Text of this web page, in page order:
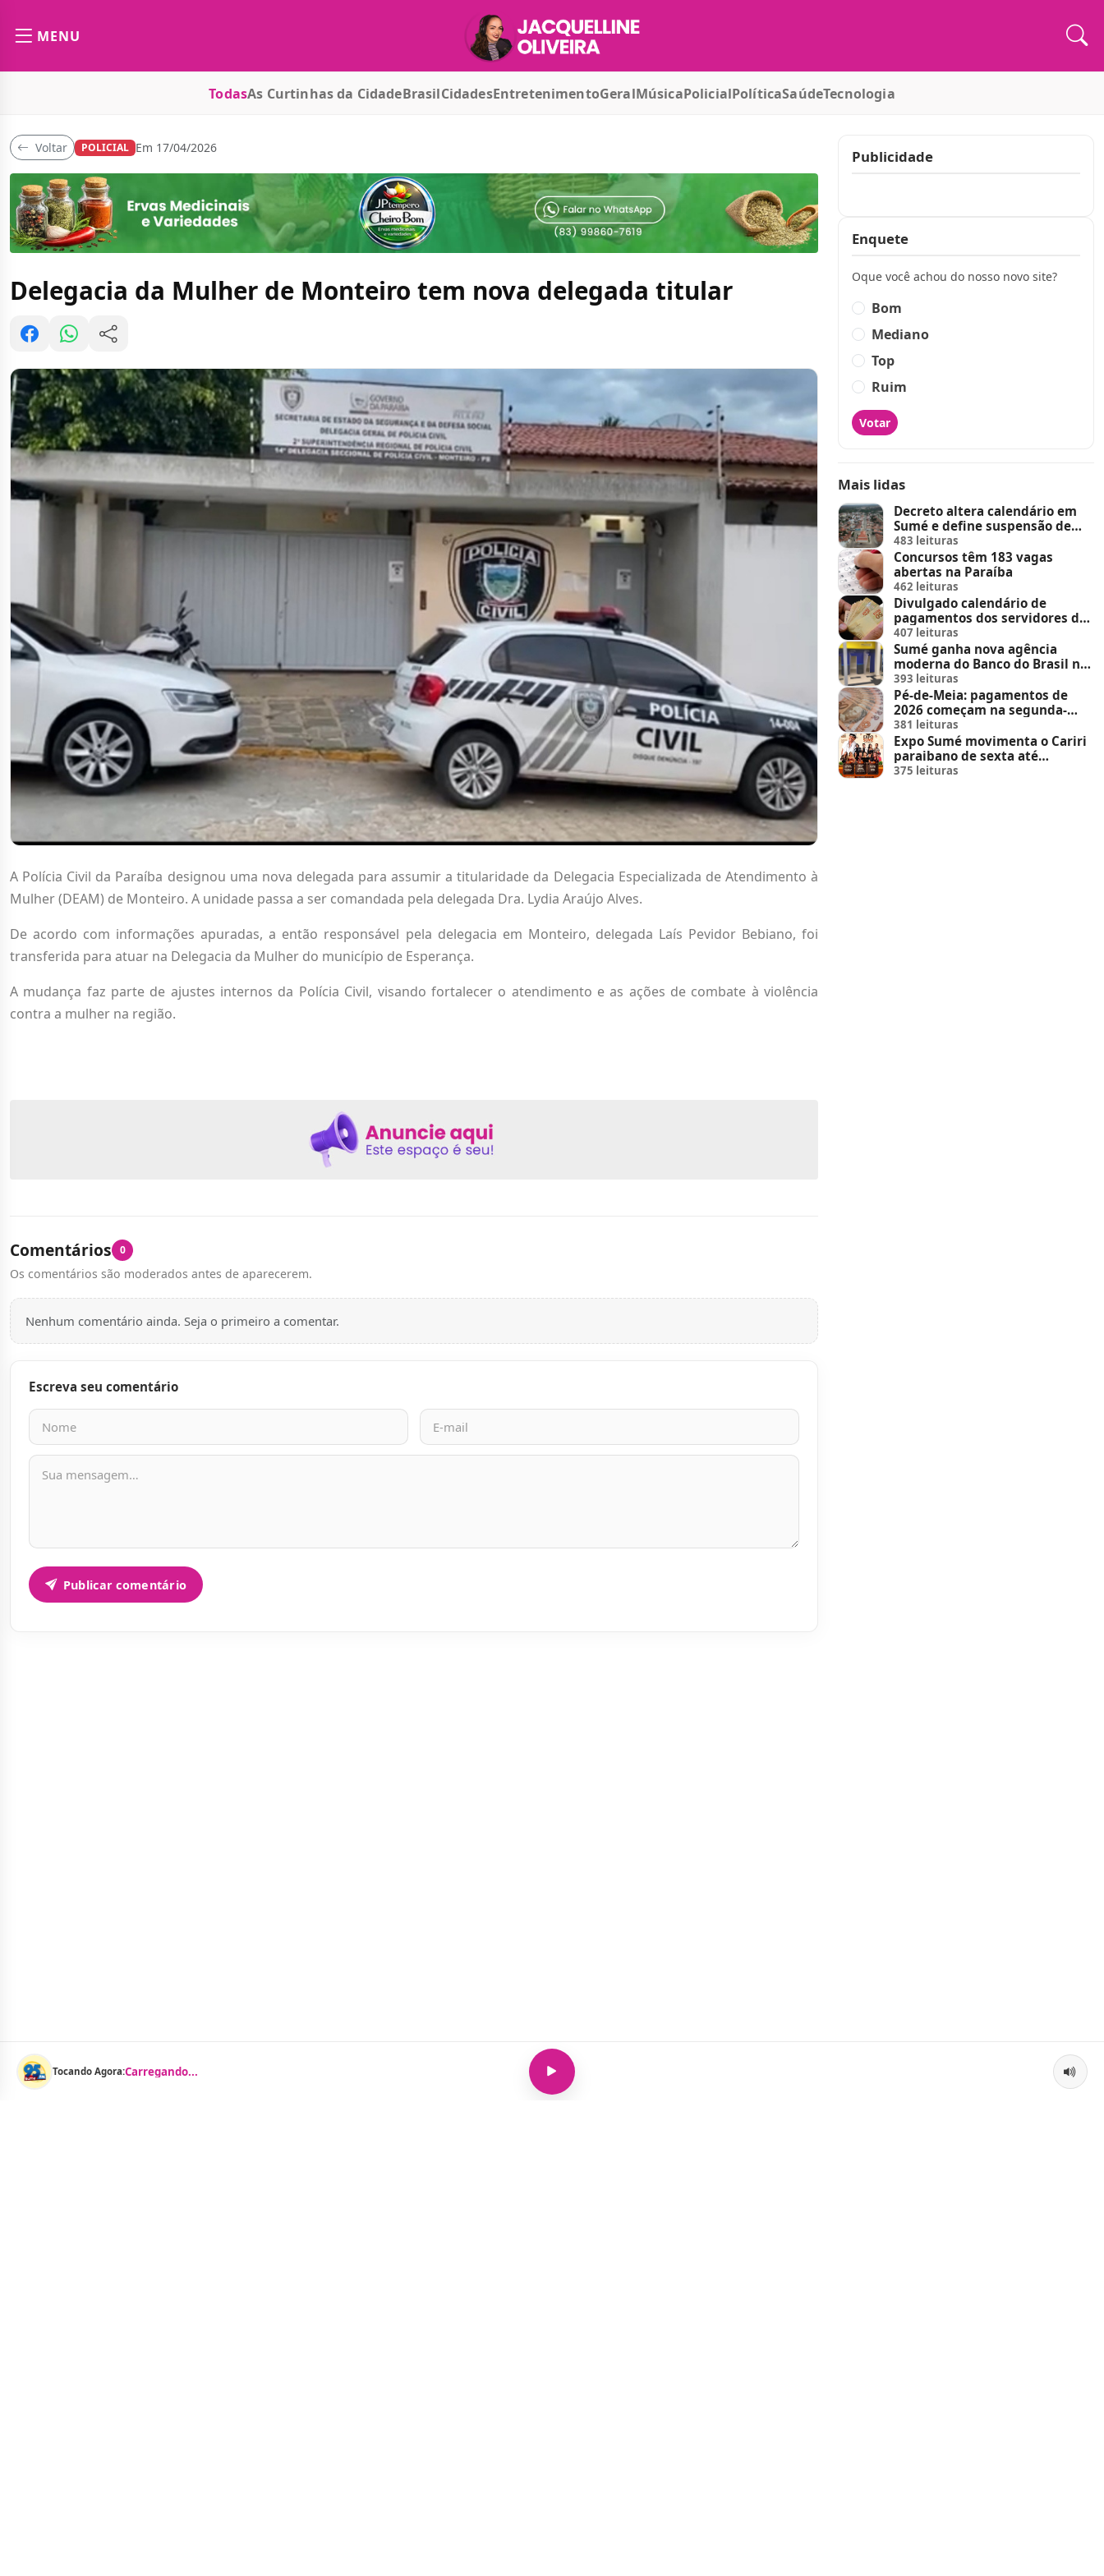
Tocando Agora:Carregando...
MENU
TodasAs Curtinhas da CidadeBrasilCidadesEntretenimentoGeralMúsicaPolicialPolíticaSaúdeTecnologia
Voltar POLICIAL Em 17/04/2026
Delegacia da Mulher de Monteiro tem nova delegada titular
A Polícia Civil da Paraíba designou uma nova delegada para assumir a titularidade da Delegacia Especializada de Atendimento à
Mulher (DEAM) de Monteiro. A unidade passa a ser comandada pela delegada Dra. Lydia Araújo Alves.
De acordo com informações apuradas, a então responsável pela delegacia em Monteiro, delegada Laís Pevidor Bebiano, foi
transferida para atuar na Delegacia da Mulher do município de Esperança.
A mudança faz parte de ajustes internos da Polícia Civil, visando fortalecer o atendimento e as ações de combate à violência
contra a mulher na região.
Comentários 0
Os comentários são moderados antes de aparecerem.
Nenhum comentário ainda. Seja o primeiro a comentar.
Escreva seu comentário
Nome
E-mail
Mensagem
Publicar comentário
Publicidade
Enquete
Oque você achou do nosso novo site?
Bom
Mediano
Top
Ruim
Votar
Mais lidas
Decreto altera calendário em
Sumé e define suspensão de
feira de animais e feriados
483 leituras
Concursos têm 183 vagas
abertas na Paraíba
462 leituras
Divulgado calendário de
pagamentos dos servidores do
Estado
407 leituras
Sumé ganha nova agência
moderna do Banco do Brasil no
Sumé Shopping
393 leituras
Pé-de-Meia: pagamentos de
2026 começam na segunda-
feira (23)
381 leituras
Expo Sumé movimenta o Cariri
paraibano de sexta até
domingo
375 leituras